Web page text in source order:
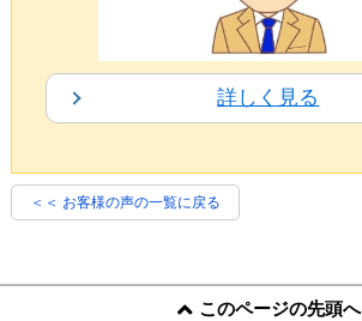
詳しく見る
＜＜ お客様の声の一覧に戻る
このページの先頭へ